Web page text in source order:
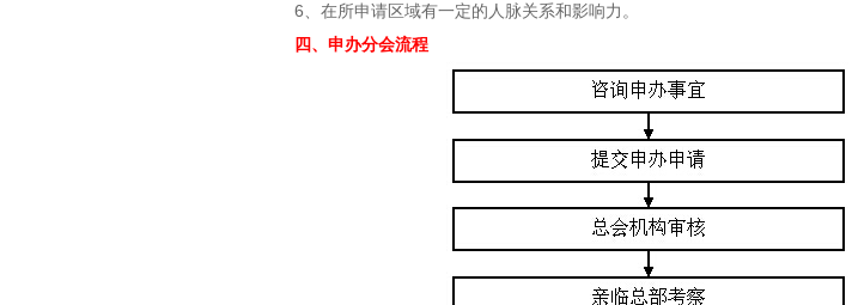
6、在所申请区域有一定的人脉关系和影响力。
四、申办分会流程